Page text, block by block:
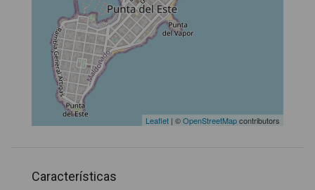
Leaflet | ©OpenStreetMapcontributors
Características